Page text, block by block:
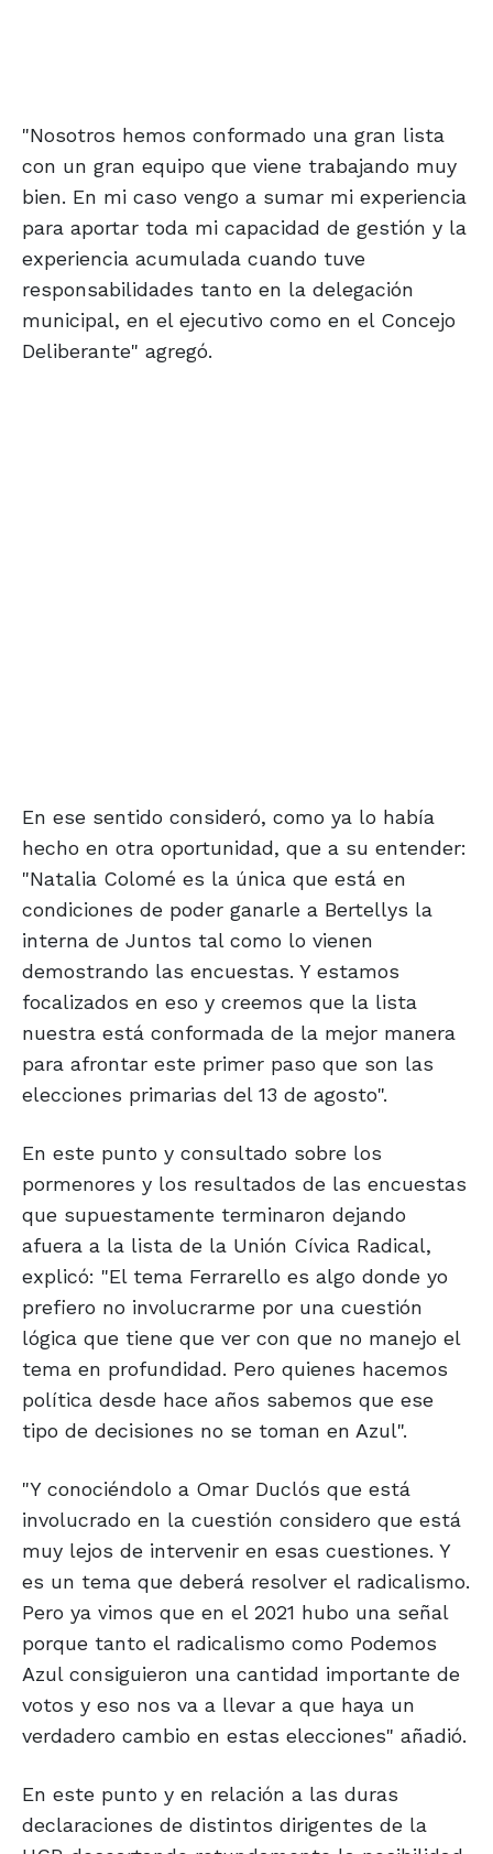
"Nosotros hemos conformado una gran lista
con un gran equipo que viene trabajando muy
bien. En mi caso vengo a sumar mi experiencia
para aportar toda mi capacidad de gestión y la
experiencia acumulada cuando tuve
responsabilidades tanto en la delegación
municipal, en el ejecutivo como en el Concejo
Deliberante" agregó.
En ese sentido consideró, como ya lo había
hecho en otra oportunidad, que a su entender:
"Natalia Colomé es la única que está en
condiciones de poder ganarle a Bertellys la
interna de Juntos tal como lo vienen
demostrando las encuestas. Y estamos
focalizados en eso y creemos que la lista
nuestra está conformada de la mejor manera
para afrontar este primer paso que son las
elecciones primarias del 13 de agosto".
En este punto y consultado sobre los
pormenores y los resultados de las encuestas
que supuestamente terminaron dejando
afuera a la lista de la Unión Cívica Radical,
explicó: "El tema Ferrarello es algo donde yo
prefiero no involucrarme por una cuestión
lógica que tiene que ver con que no manejo el
tema en profundidad. Pero quienes hacemos
política desde hace años sabemos que ese
tipo de decisiones no se toman en Azul".
"Y conociéndolo a Omar Duclós que está
involucrado en la cuestión considero que está
muy lejos de intervenir en esas cuestiones. Y
es un tema que deberá resolver el radicalismo.
Pero ya vimos que en el 2021 hubo una señal
porque tanto el radicalismo como Podemos
Azul consiguieron una cantidad importante de
votos y eso nos va a llevar a que haya un
verdadero cambio en estas elecciones" añadió.
En este punto y en relación a las duras
declaraciones de distintos dirigentes de la